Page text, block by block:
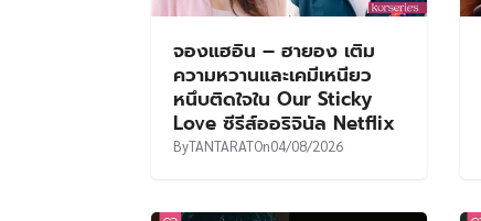
จองแฮอิน – ฮายอง เติม
ความหวานและเคมีเหนียว
หนึบติดใจใน Our Sticky
Love ซีรีส์ออริจินัล Netflix
ByTANTARATOn04/08/2026